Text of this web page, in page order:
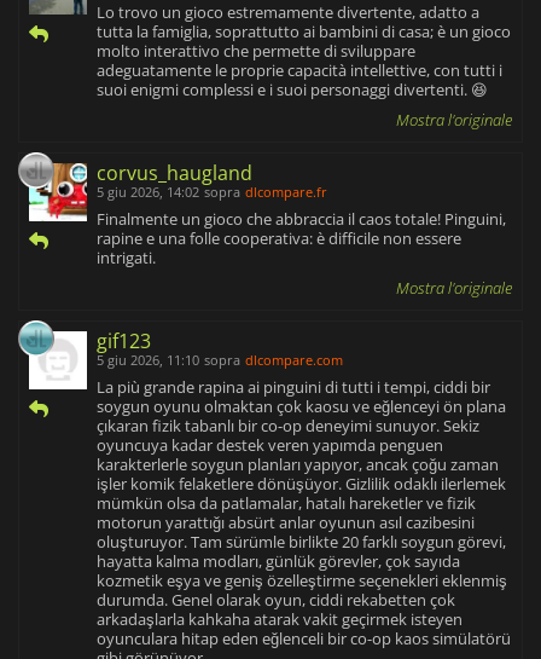
Lo trovo un gioco estremamente divertente, adatto a
tutta la famiglia, soprattutto ai bambini di casa; è un gioco
molto interattivo che permette di sviluppare
adeguatamente le proprie capacità intellettive, con tutti i
suoi enigmi complessi e i suoi personaggi divertenti. 😆
Mostra l'originale
corvus_haugland
5 giu 2026, 14:02 sopra dlcompare.fr
Finalmente un gioco che abbraccia il caos totale! Pinguini,
rapine e una folle cooperativa: è difficile non essere
intrigati.
Mostra l'originale
gif123
5 giu 2026, 11:10 sopra dlcompare.com
La più grande rapina ai pinguini di tutti i tempi, ciddi bir
soygun oyunu olmaktan çok kaosu ve eğlenceyi ön plana
çıkaran fizik tabanlı bir co-op deneyimi sunuyor. Sekiz
oyuncuya kadar destek veren yapımda penguen
karakterlerle soygun planları yapıyor, ancak çoğu zaman
işler komik felaketlere dönüşüyor. Gizlilik odaklı ilerlemek
mümkün olsa da patlamalar, hatalı hareketler ve fizik
motorun yarattığı absürt anlar oyunun asıl cazibesini
oluşturuyor. Tam sürümle birlikte 20 farklı soygun görevi,
hayatta kalma modları, günlük görevler, çok sayıda
kozmetik eşya ve geniş özelleştirme seçenekleri eklenmiş
durumda. Genel olarak oyun, ciddi rekabetten çok
arkadaşlarla kahkaha atarak vakit geçirmek isteyen
oyunculara hitap eden eğlenceli bir co-op kaos simülatörü